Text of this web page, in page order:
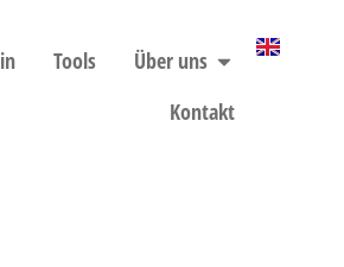
Tools
Über uns
Kontakt